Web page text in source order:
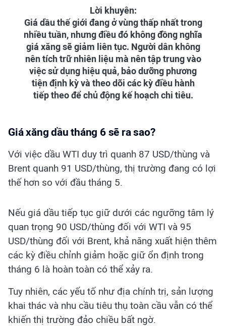
Lời khuyên:
Giá dầu thế giới đang ở vùng thấp nhất trong
nhiều tuần, nhưng điều đó không đồng nghĩa
giá xăng sẽ giảm liên tục. Người dân không
nên tích trữ nhiên liệu mà nên tập trung vào
việc sử dụng hiệu quả, bảo dưỡng phương
tiện định kỳ và theo dõi các kỳ điều hành
tiếp theo để chủ động kế hoạch chi tiêu.
Giá xăng dầu tháng 6 sẽ ra sao?
Với việc dầu WTI duy trì quanh 87 USD/thùng và
Brent quanh 91 USD/thùng, thị trường đang có lợi
thế hơn so với đầu tháng 5.
Nếu giá dầu tiếp tục giữ dưới các ngưỡng tâm lý
quan trọng 90 USD/thùng đối với WTI và 95
USD/thùng đối với Brent, khả năng xuất hiện thêm
các kỳ điều chỉnh giảm hoặc giữ ổn định trong
tháng 6 là hoàn toàn có thể xảy ra.
Tuy nhiên, các yếu tố như địa chính trị, sản lượng
khai thác và nhu cầu tiêu thụ toàn cầu vẫn có thể
khiến thị trường đảo chiều bất ngờ.